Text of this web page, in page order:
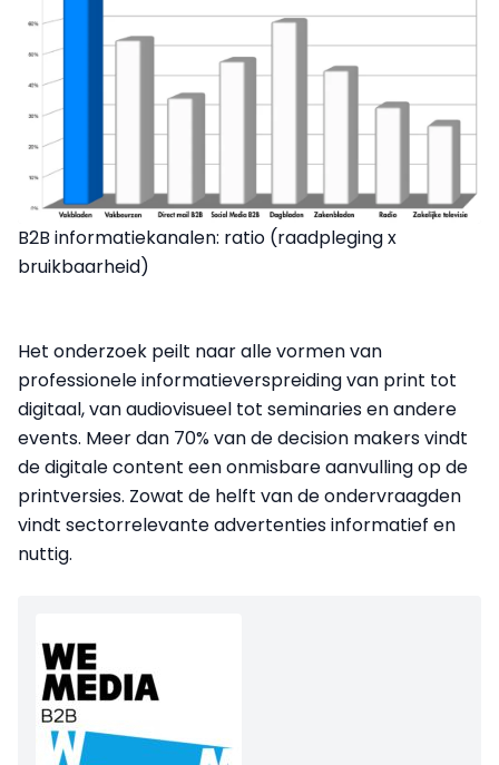
B2B informatiekanalen: ratio (raadpleging x
bruikbaarheid)
Het onderzoek peilt naar alle vormen van
professionele informatieverspreiding van print tot
digitaal, van audiovisueel tot seminaries en andere
events. Meer dan 70% van de decision makers vindt
de digitale content een onmisbare aanvulling op de
printversies. Zowat de helft van de ondervraagden
vindt sectorrelevante advertenties informatief en
nuttig.